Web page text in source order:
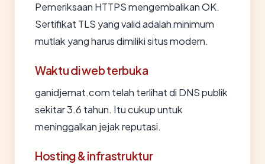
Pemeriksaan HTTPS mengembalikan OK.
Sertifikat TLS yang valid adalah minimum
mutlak yang harus dimiliki situs modern.
Waktu di web terbuka
ganidjemat.com telah terlihat di DNS publik
sekitar 3.6 tahun. Itu cukup untuk
meninggalkan jejak reputasi.
Hosting & infrastruktur